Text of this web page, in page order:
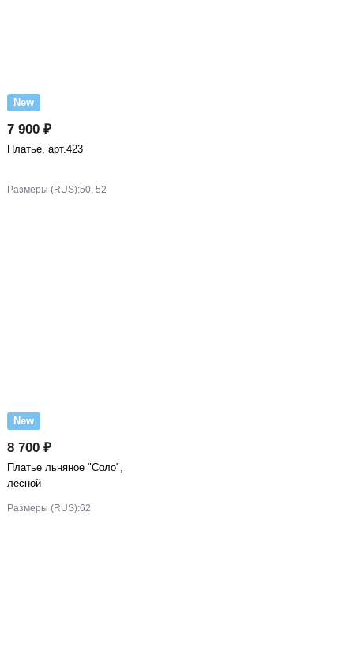
New
7 900 ₽
Платье, арт.423
Размеры (RUS):50, 52
New
8 700 ₽
Платье льняное "Соло",
лесной
Размеры (RUS):62